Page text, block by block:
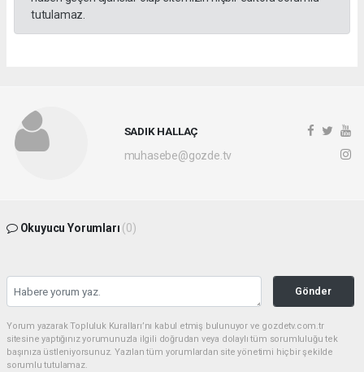
tutulamaz.
SADIK HALLAÇ
muhasebe@gozde.tv
Okuyucu Yorumları (0)
Gönder
Yorum yazarak Topluluk Kuralları’nı kabul etmiş bulunuyor ve gozdetv.com.tr
sitesine yaptığınız yorumunuzla ilgili doğrudan veya dolaylı tüm sorumluluğu tek
başınıza üstleniyorsunuz. Yazılan tüm yorumlardan site yönetimi hiçbir şekilde
sorumlu tutulamaz.